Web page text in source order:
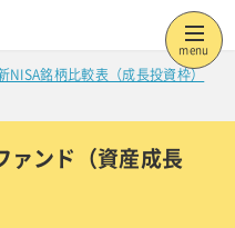
menu
NISA銘柄比較表（成長投資枠）
ァンド（資産成長